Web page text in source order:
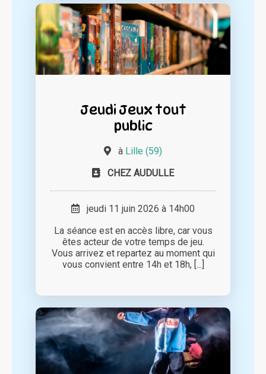
Jeudi Jeux tout
public
à Lille (59)
CHEZ AUDULLE
jeudi 11 juin 2026 à 14h00
La séance est en accès libre, car vous
êtes acteur de votre temps de jeu.
Vous arrivez et repartez au moment qui
vous convient entre 14h et 18h, [...]